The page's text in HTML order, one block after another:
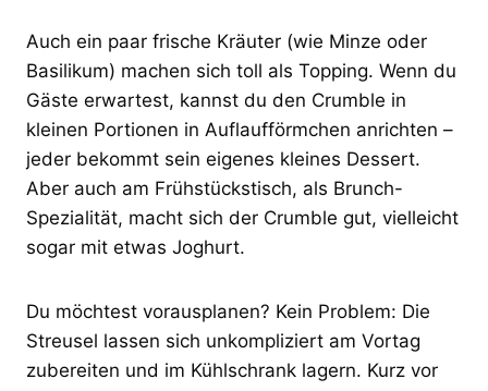
Auch ein paar frische Kräuter (wie Minze oder
Basilikum) machen sich toll als Topping. Wenn du
Gäste erwartest, kannst du den Crumble in
kleinen Portionen in Auflaufförmchen anrichten –
jeder bekommt sein eigenes kleines Dessert.
Aber auch am Frühstückstisch, als Brunch-
Spezialität, macht sich der Crumble gut, vielleicht
sogar mit etwas Joghurt.
Du möchtest vorausplanen? Kein Problem: Die
Streusel lassen sich unkompliziert am Vortag
zubereiten und im Kühlschrank lagern. Kurz vor